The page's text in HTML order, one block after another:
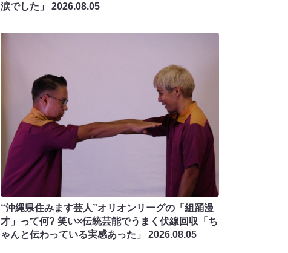
涙でした」 2026.08.05
“沖縄県住みます芸人”オリオンリーグの「組踊漫
才」って何? 笑い×伝統芸能でうまく伏線回収「ち
ゃんと伝わっている実感あった」 2026.08.05